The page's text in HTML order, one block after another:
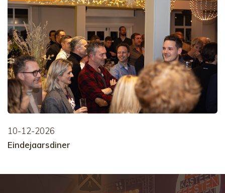
10-12-2026
Eindejaarsdiner